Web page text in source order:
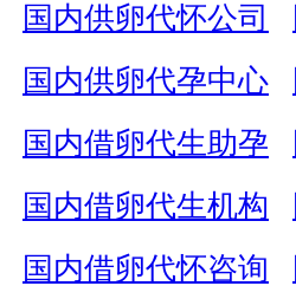
国内供卵代怀公司
国内供卵代孕中心
国内借卵代生助孕
国内借卵代生机构
国内借卵代怀咨询